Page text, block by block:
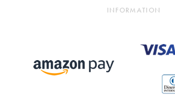
INFORMATION